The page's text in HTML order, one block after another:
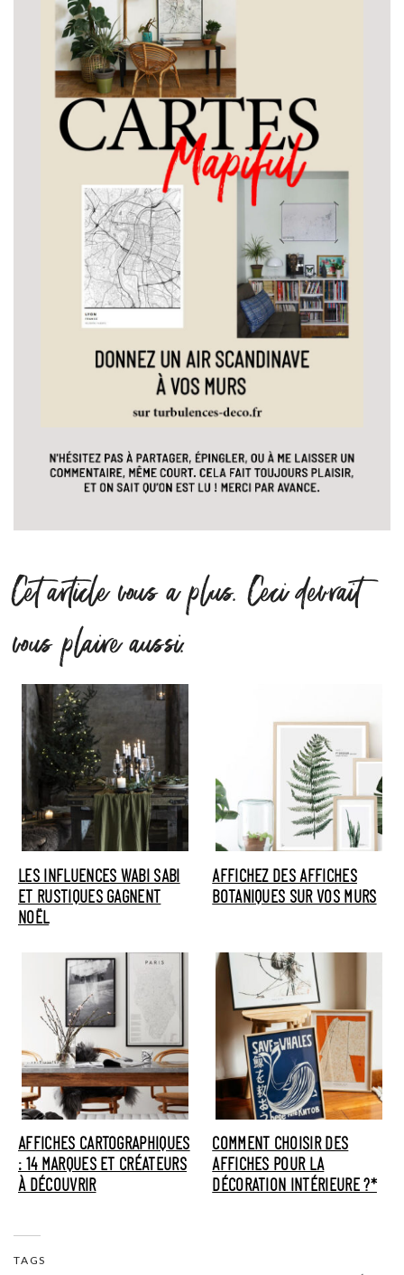
Cet article vous a plus. Ceci devrait
vous plaire aussi.
LES INFLUENCES WABI SABI
ET RUSTIQUES GAGNENT
NOËL
AFFICHEZ DES AFFICHES
BOTANIQUES SUR VOS MURS
AFFICHES CARTOGRAPHIQUES
: 14 MARQUES ET CRÉATEURS
À DÉCOUVRIR
COMMENT CHOISIR DES
AFFICHES POUR LA
DÉCORATION INTÉRIEURE ?*
TAGS